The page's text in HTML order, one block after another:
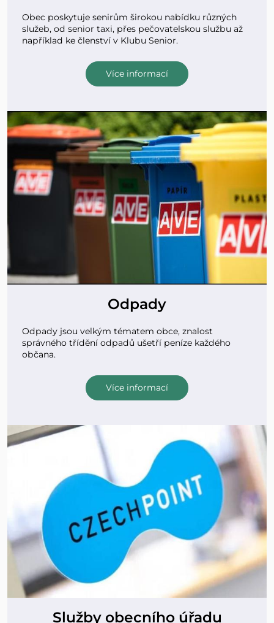
Obec poskytuje senirům širokou nabídku různých
služeb, od senior taxi, přes pečovatelskou službu až
například ke členství v Klubu Senior.
Více informací
Odpady
Odpady jsou velkým tématem obce, znalost
správného třídění odpadů ušetří peníze každého
občana.
Více informací
Služby obecního úřadu